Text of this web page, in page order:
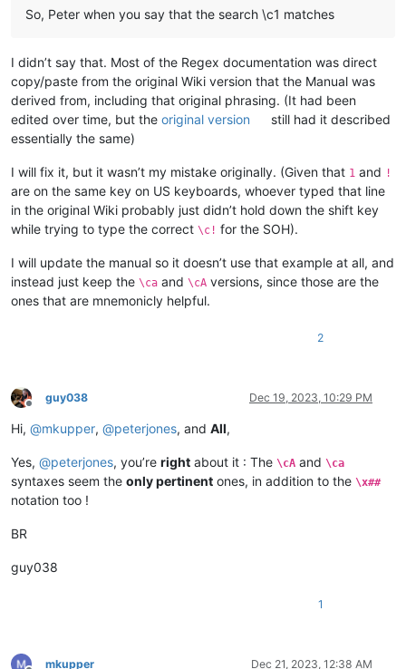
So, Peter when you say that the search \c1 matches
I didn’t say that. Most of the Regex documentation was direct
copy/paste from the original Wiki version that the Manual was
derived from, including that original phrasing. (It had been
edited over time, but the original version
still had it described
essentially the same)
I will fix it, but it wasn’t my mistake originally. (Given that 1 and !
are on the same key on US keyboards, whoever typed that line
in the original Wiki probably just didn’t hold down the shift key
while trying to type the correct \c! for the SOH).
I will update the manual so it doesn’t use that example at all, and
instead just keep the \ca and \cA versions, since those are the
ones that are mnemonicly helpful.
2
Offline
guy038 Dec 19, 2023, 10:29 PM
Hi, @mkupper, @peterjones, and All,
Yes, @peterjones, you’re right about it : The \cA and \ca
syntaxes seem the only pertinent ones, in addition to the \x##
notation too !
BR
guy038
1
mkupper Dec 21, 2023, 12:38 AM